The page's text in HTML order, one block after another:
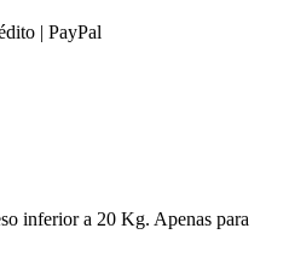
| PayPal
inferior a 20 Kg. Apenas para